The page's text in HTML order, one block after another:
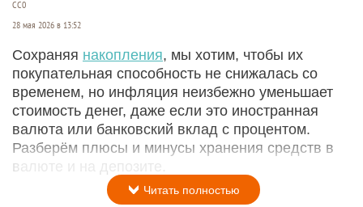
CC0
28 мая 2026 в 13:52
Сохраняя накопления, мы хотим, чтобы их
покупательная способность не снижалась со
временем, но инфляция неизбежно уменьшает
стоимость денег, даже если это иностранная
валюта или банковский вклад с процентом.
Разберём плюсы и минусы хранения средств в
валюте и на депозите.
Читать полностью